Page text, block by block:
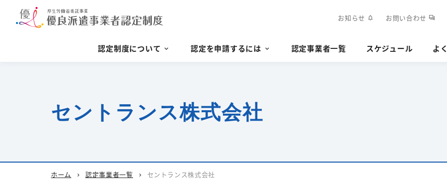
お知らせ notifications お問い合わせ forum
認定制度について 認定を申請するには 認定事業者一覧 スケジュール よ
セントランス株式会社
ホーム chevron_right 認定事業者一覧 chevron_right セントランス株式会社